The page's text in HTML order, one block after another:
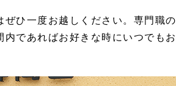
ひ一度お越しください。専門職
であればお好きな時にいつでも